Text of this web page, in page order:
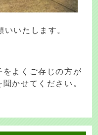
いたします。
よくご存じの方が
かせてください。